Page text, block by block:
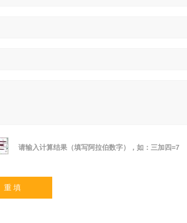
请输入计算结果（填写阿拉伯数字），如：三加四=7